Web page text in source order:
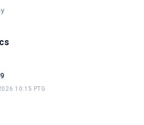
10:15 PTG